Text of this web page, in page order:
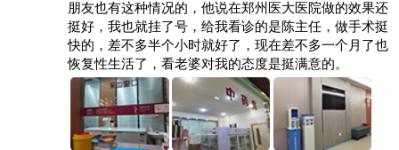
朋友也有这种情况的，他说在郑州医大医院做的效果还
挺好，我也就挂了号，给我看诊的是陈主任，做手术挺
快的，差不多半个小时就好了，现在差不多一个月了也
恢复性生活了，看老婆对我的态度是挺满意的。